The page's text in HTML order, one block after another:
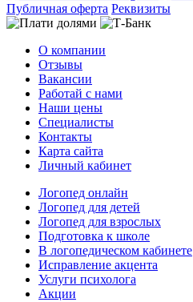
Публичная оферта Реквизиты
О компании
Отзывы
Вакансии
Работай с нами
Наши цены
Специалисты
Контакты
Карта сайта
Личный кабинет
Логопед онлайн
Логопед для детей
Логопед для взрослых
Подготовка к школе
В логопедическом кабинете
Исправление акцента
Услуги психолога
Акции